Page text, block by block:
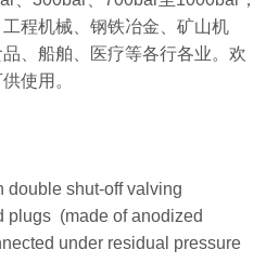
程机械、钢铁冶金、矿山机
、船舶、医疗等各行各业。欢
使用。
double shut-off valving
plugs (made of anodized
under residual pressure